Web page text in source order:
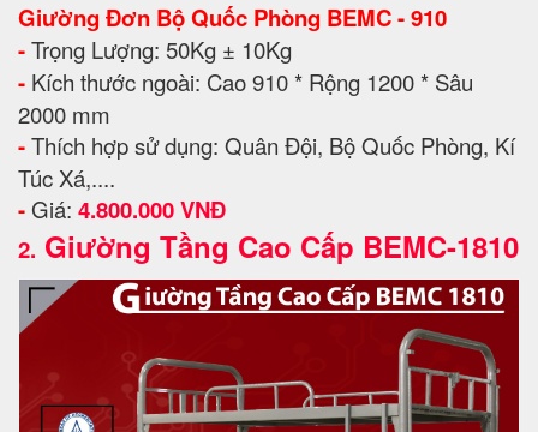
Giường Đơn Bộ Quốc Phòng BEMC - 910
-Trọng Lượng: 50Kg ± 10Kg
- Kích thước ngoài: Cao 910 * Rộng 1200 * Sâu
2000 mm
-Thích hợp sử dụng: Quân Đội, Bộ Quốc Phòng, Kí
Túc Xá,....
- Giá: 4.800.000 VNĐ
2. Giường Tầng Cao Cấp BEMC-1810